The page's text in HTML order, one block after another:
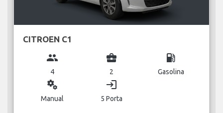
CITROEN C1
group
4
business_center
2
local_gas_station
Gasolina
miscellaneous_services
Manual
login
5 Porta